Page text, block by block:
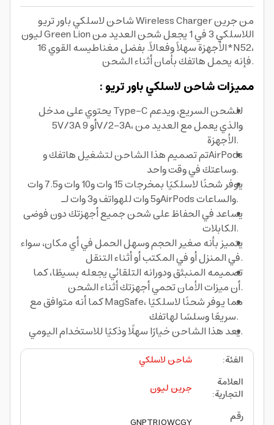
شاحن لاسلكي باور تريو Wireless Charger من جرين
ليون Green Lion اللاسلكي 3 في 1 يجعل شحن العديد من
الأجهزة سهلاً وفعالاً. بفضل مغناطيسه القوي 16*N52،
فإنه يحمل هاتفك بأمان أثناء الشحن.
مميزات شاحن لاسلكي باور تريو :
5V/3A أو 9V/2-3A، والذي يعمل مع العديد من
الأجهزة.
تم تصميم هذا الشاحن لتشغيل هاتفك وAirPods
وساعتك في وقت واحد.
يوفر شحنًا لاسلكيًا بمخرجات 15 وات و10 وات و7.5 وات
و5 وات للهواتف و3 وات لـAirPods والساعات.
يساعد في الحفاظ على شحن جميع أجهزتك دون فوضى
الكابلات.
يتميز بأنه صغير الحجم وسهل الحمل في أي مكان، سواء
في المنزل أو في المكتب أو أثناء التنقل.
أن ميزات الأمان تحمي أجهزتك أثناء الشحن.
سريعًا وسلسًا لهاتفك.
يعد هذا الشاحن خيارًا سهلًا وذكيًا للاستخدام اليومي.
الفئة:
شاحن لاسلكي
العلامة
التجارية:
جرين ليون
رقم